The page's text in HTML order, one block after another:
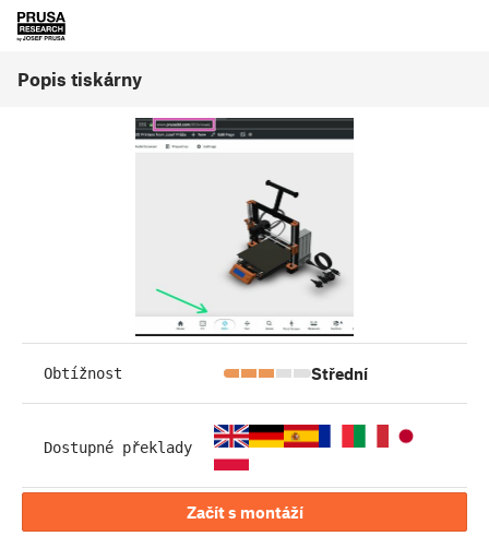
Popis tiskárny
Obtížnost Střední
Dostupné překlady
Začít s montáží